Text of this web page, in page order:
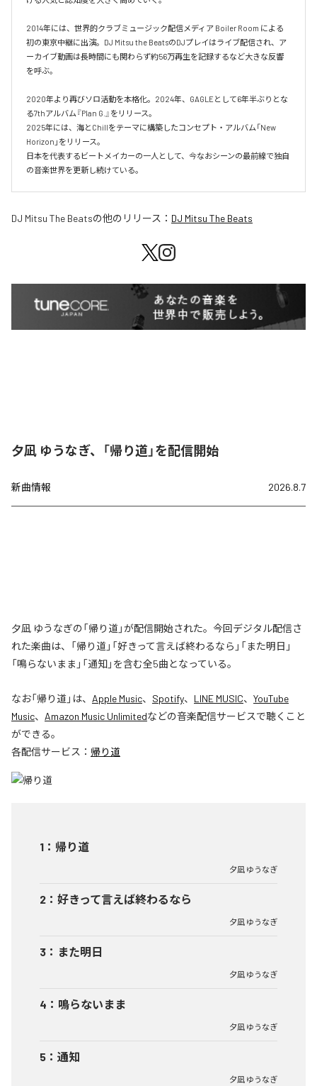
2014年には、世界的クラブミュージック配信メディア Boiler Room による
初の東京中継に出演。DJ Mitsu the BeatsのDJプレイはライブ配信され、ア
ーカイブ動画は長時間にも関わらず約56万再生を記録するなど大きな反響
を呼ぶ。
2020年より再びソロ活動を本格化。2024年、GAGLEとして6年半ぶりとな
る7thアルバム『Plan G.』をリリース。
2025年には、海とChillをテーマに構築したコンセプト・アルバム「New
Horizon」をリリース。
日本を代表するビートメイカーの一人として、今なおシーンの最前線で独自
の音楽世界を更新し続けている。
DJ Mitsu The Beatsの他のリリース： DJ Mitsu The Beats
夕凪 ゆうなぎ、「帰り道」を配信開始
新曲情報 2026.8.7
夕凪 ゆうなぎの「帰り道」が配信開始された。今回デジタル配信さ
れた楽曲は、「帰り道」「好きって言えば終わるなら」「また明日」
「鳴らないまま」「通知」を含む全5曲となっている。
なお「帰り道」は、 Apple Music、 Spotify、 LINE MUSIC、 YouTube
Music、 Amazon Music Unlimitedなどの音楽配信サービスで聴くこと
ができる。
各配信サービス： 帰り道
1 ： 帰り道
夕凪 ゆうなぎ
2 ： 好きって言えば終わるなら
夕凪 ゆうなぎ
3 ： また明日
夕凪 ゆうなぎ
4 ： 鳴らないまま
夕凪 ゆうなぎ
5 ： 通知
夕凪 ゆうなぎ